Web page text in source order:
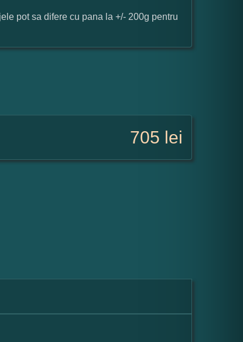
pot sa difere cu pana la +/- 200g pentru
705 lei